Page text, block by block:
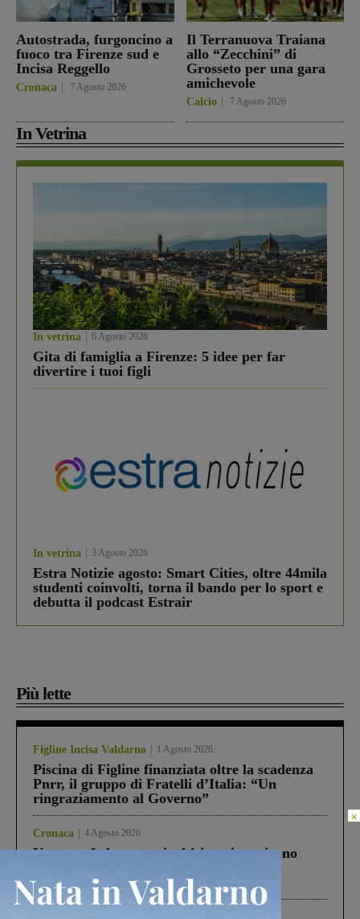
Autostrada, furgoncino a
fuoco tra Firenze sud e
Incisa Reggello
Cronaca 7 Agosto 2026
Il Terranuova Traiana
allo “Zecchini” di
Grosseto per una gara
amichevole
Calcio 7 Agosto 2026
In Vetrina
In vetrina 6 Agosto 2026
Gita di famiglia a Firenze: 5 idee per far
divertire i tuoi figli
In vetrina 3 Agosto 2026
Estra Notizie agosto: Smart Cities, oltre 44mila
studenti coinvolti, torna il bando per lo sport e
debutta il podcast Estrair
Più lette
Figline Incisa Valdarno 1 Agosto 2026
Piscina di Figline finanziata oltre la scadenza
Pnrr, il gruppo di Fratelli d’Italia: “Un
ringraziamento al Governo”
Cronaca 4 Agosto 2026
Un anno fa la strage in A1 in cui morirono
Gianni, Giulia e Franco. Lo schianto, il
processo, lo stop ai sorpassi fra tir....
×